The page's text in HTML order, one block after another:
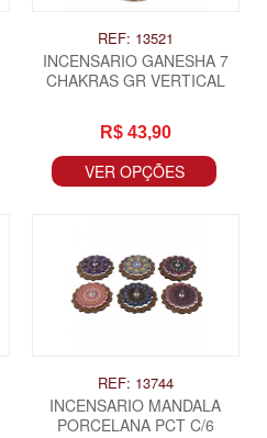
REF: 13521
INCENSARIO GANESHA 7
CHAKRAS GR VERTICAL
R$ 43,90
VER OPÇÕES
REF: 13744
INCENSARIO MANDALA
PORCELANA PCT C/6